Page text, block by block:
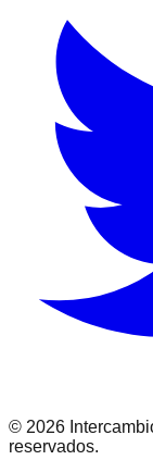
© 2026
reservados.